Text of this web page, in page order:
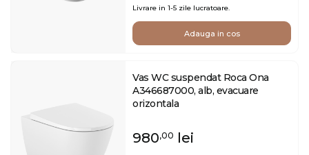
Livrare in 1-5 zile lucratoare.
Adauga in cos
Vas WC suspendat Roca Ona
A346687000, alb, evacuare
orizontala
980,00 lei